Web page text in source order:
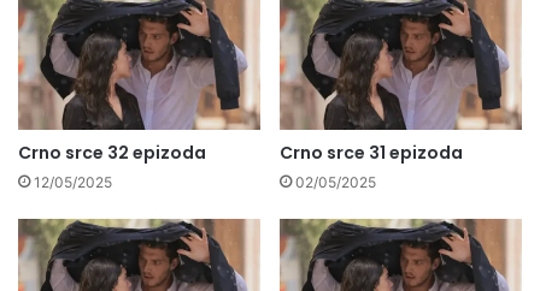
Crno srce 32 epizoda
12/05/2025
Crno srce 31 epizoda
02/05/2025